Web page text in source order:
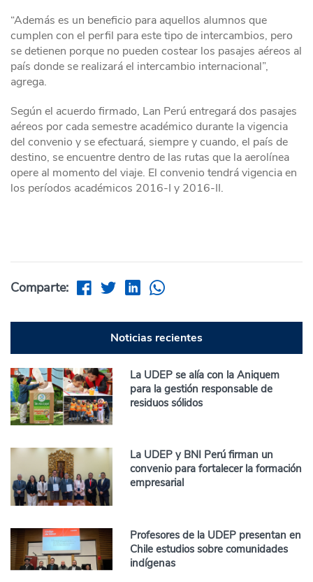
“Además es un beneficio para aquellos alumnos que
cumplen con el perfil para este tipo de intercambios, pero
se detienen porque no pueden costear los pasajes aéreos al
país donde se realizará el intercambio internacional”,
agrega.
Según el acuerdo firmado, Lan Perú entregará dos pasajes
aéreos por cada semestre académico durante la vigencia
del convenio y se efectuará, siempre y cuando, el país de
destino, se encuentre dentro de las rutas que la aerolínea
opere al momento del viaje. El convenio tendrá vigencia en
los períodos académicos 2016-I y 2016-II.
Comparte:
Noticias recientes
La UDEP se alía con la Aniquem
para la gestión responsable de
residuos sólidos
La UDEP y BNI Perú firman un
convenio para fortalecer la formación
empresarial
Profesores de la UDEP presentan en
Chile estudios sobre comunidades
indígenas